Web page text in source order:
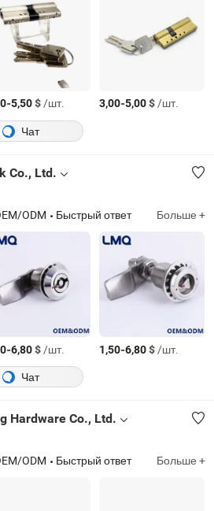
-5,50$/шт. 3,00-5,00$/шт.
Чат
Co., Ltd.
ODM Быстрый ответ Больше +
-6,80$/шт. 1,50-6,80$/шт.
Чат
Hardware Co., Ltd.
ODM Быстрый ответ Больше +